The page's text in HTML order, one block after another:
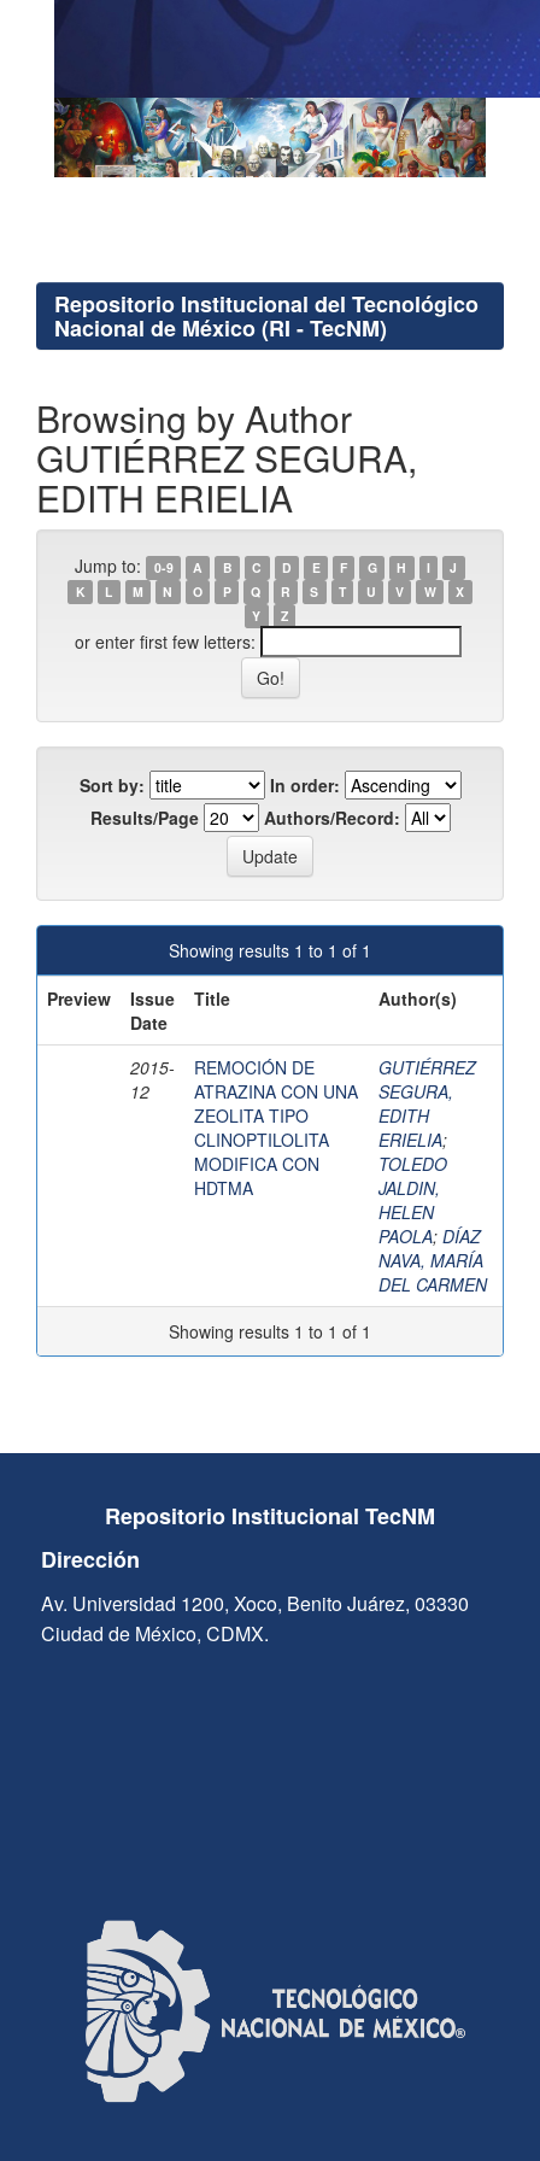
Repositorio Institucional del Tecnológico
Nacional de México (RI - TecNM)
Browsing by Author
GUTIÉRREZ SEGURA,
EDITH ERIELIA
Jump to: 0-9 A B C D E F G H I
J
K
L M N O P Q R S T U V W
X
Y
Z
or enter first few letters:
Sort by:
In order:
Results/Page
Authors/Record:
Showing results 1 to 1 of 1
Preview
Issue
Date
Title Author(s)
2015-
12
REMOCIÓN DE
ATRAZINA CON UNA
ZEOLITA TIPO
CLINOPTILOLITA
MODIFICA CON
HDTMA
GUTIÉRREZ
SEGURA,
EDITH
ERIELIA;
TOLEDO
JALDIN,
HELEN
PAOLA; DÍAZ
NAVA, MARÍA
DEL CARMEN
Showing results 1 to 1 of 1
Repositorio Institucional TecNM
Dirección
Av. Universidad 1200, Xoco, Benito Juárez, 03330
Ciudad de México, CDMX.